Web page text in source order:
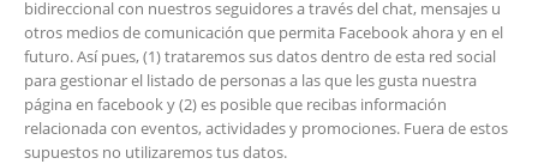
bidireccional con nuestros seguidores a través del chat, mensajes u
otros medios de comunicación que permita Facebook ahora y en el
futuro. Así pues, (1) trataremos sus datos dentro de esta red social
para gestionar el listado de personas a las que les gusta nuestra
página en facebook y (2) es posible que recibas información
relacionada con eventos, actividades y promociones. Fuera de estos
supuestos no utilizaremos tus datos.